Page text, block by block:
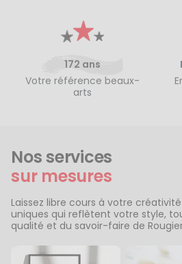
172 ans
Votre référence beaux-
arts
Nos services
sur mesures
Laissez libre cours à votre
uniques qui reflètent votre style,
qualité et du savoir-faire de